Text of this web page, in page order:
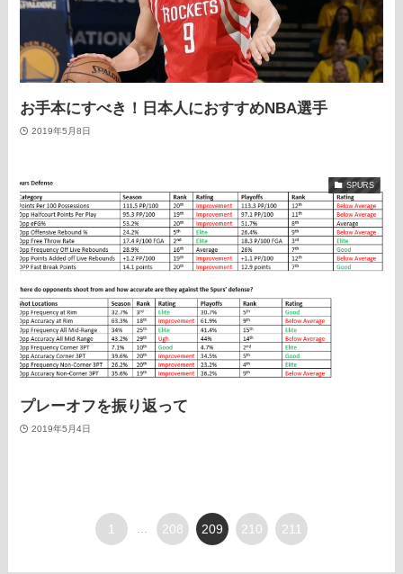
お手本にすべき！日本人におすすめNBA選手
2019年5月8日
SPURS
プレーオフを振り返って
2019年5月4日
1 208 209 210 211